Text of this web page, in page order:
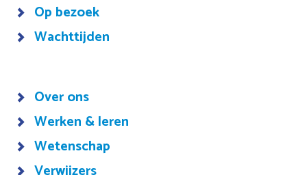
Op bezoek
Wachttijden
Over ons
Werken & leren
Wetenschap